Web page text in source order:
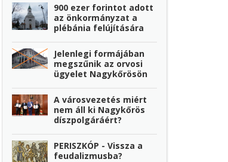
900 ezer forintot adott
az önkormányzat a
plébánia felújítására
Jelenlegi formájában
megszűnik az orvosi
ügyelet Nagykőrösön
A városvezetés miért
nem áll ki Nagykőrös
díszpolgáráért?
PERISZKÓP - Vissza a
feudalizmusba?